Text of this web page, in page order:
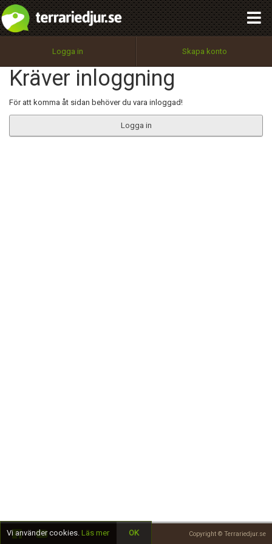
Logga in Skapa konto
Kräver inloggning
För att komma åt sidan behöver du vara inloggad!
Logga in
Copyright © Terrariedjur.se
Utför
100%
OK
integritetspolicy
Namn:
Epost:
Begär nytt lösenord
Tillbaka till förstasidan
Vi använder cookies. Läs mer OK